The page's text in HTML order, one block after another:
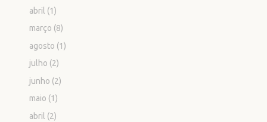
abril (1)
março (8)
agosto (1)
julho (2)
junho (2)
maio (1)
abril (2)